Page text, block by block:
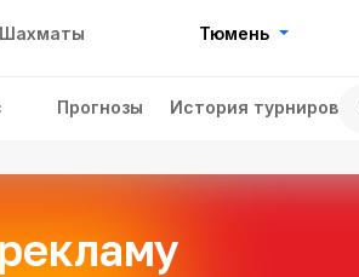
Шахматы Тюмень
Прогнозы История турниров